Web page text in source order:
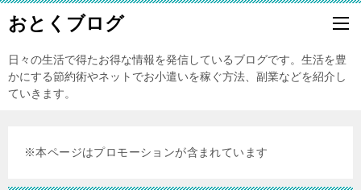
おとくブログ
日々の生活で得たお得な情報を発信しているブログです。生活を豊
かにする節約術やネットでお小遣いを稼ぐ方法、副業などを紹介し
ていきます。
※本ページはプロモーションが含まれています